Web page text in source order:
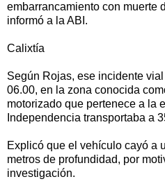
embarrancamiento con muerte
informó a la ABI.
Calixtía
Según Rojas, ese incidente
06.00, en la zona conocida
motorizado que pertenece a la
Independencia transportaba a
Explicó que el vehículo cayó a
metros de profundidad, por
investigación.